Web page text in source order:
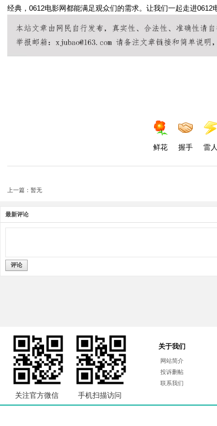
经典，0612电影网都能满足观众们的需求。让我们一起走进
鲜花 握手 雷
上一篇：暂无
最新评论
评论
关注官方微信 手机扫描访问
关于我们
网站简介
投诉删帖
联系我们